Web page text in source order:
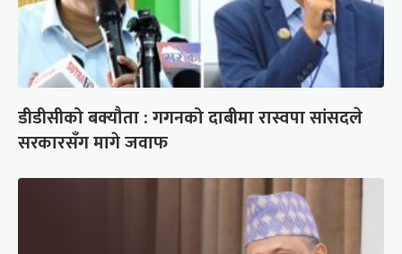
डीडीसीको बक्यौता : गगनको दाबीमा रास्वपा सांसदले
सरकारसँग मागे जवाफ